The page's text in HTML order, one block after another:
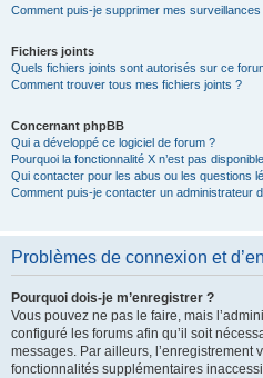
Comment puis-je supprimer mes
Fichiers joints
Quels fichiers joints sont autorisés sur ce
Comment trouver tous mes fichiers joints ?
Concernant phpBB
Qui a développé ce logiciel de forum ?
Pourquoi la fonctionnalité X n’est pas
Qui contacter pour les abus ou les questions
Comment puis-je contacter un administrateur
Problèmes de connexion et
Pourquoi dois-je m’enregistrer ?
Vous pouvez ne pas le faire, mais
configuré les forums afin qu’il soit
messages. Par ailleurs, l’enregistrement
fonctionnalités supplémentaires